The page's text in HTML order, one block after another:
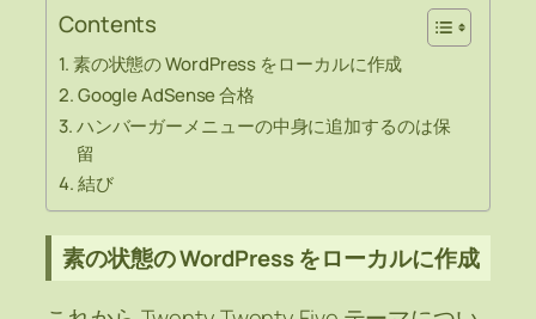
Contents
素の状態の WordPress をローカルに作成
Google AdSense 合格
ハンバーガーメニューの中身に追加するのは保
留
結び
素の状態の WordPress をローカルに作成